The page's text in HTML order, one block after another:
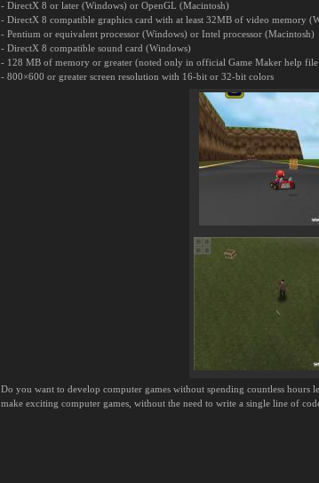
- DirectX 8 or later (Windows) or OpenGL (Macintosh)
- DirectX 8 compatible graphics card with at least 32MB of video memory
- Pentium or equivalent processor (Windows) or Intel processor (Macintosh)
- DirectX 8 compatible sound card (Windows)
- 128 MB of memory or greater (noted only in official Game Maker help file
- 800×600 or greater screen resolution with 16-bit or 32-bit colors
Do you want to develop computer games without spending countless
make exciting computer games, without the need to write a single line of